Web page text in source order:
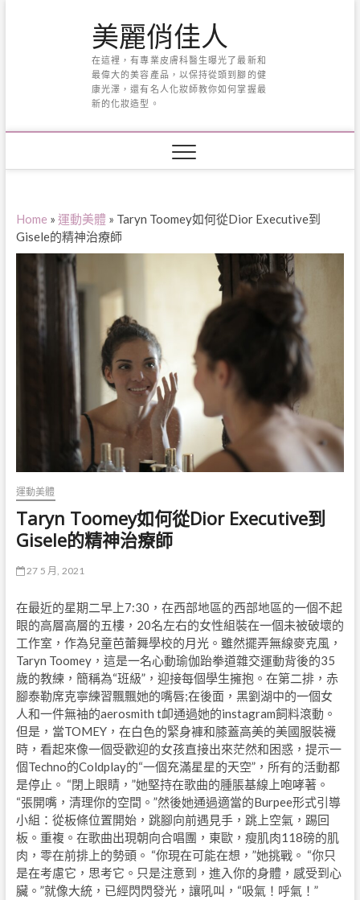
美麗俏佳人
在這裡，有專業皮膚科醫生曝光了最新和
最偉大的美容產品，以保持從頭到腳的健
康光澤，還有名人化妝師教你如何掌握最
新的化妝造型。
Home » 運動美體 » Taryn Toomey如何從Dior Executive到
Gisele的精神治療師
運動美體
Taryn Toomey如何從Dior Executive到
Gisele的精神治療師
27 5 月, 2021
在最近的星期二早上7:30，在西部地區的西部地區的一個不起
眼的高層高層的五樓，20名左右的女性組裝在一個未被破壞的
工作室，作為兒童芭蕾舞學校的月光。雖然擺弄無線麥克風，
Taryn Toomey，這是一名心動瑜伽跆拳道雜交運動背後的35
歲的教練，簡稱為“班級”，迎接每個學生擁抱。在第二排，赤
腳泰勒席克寧練習飄飄她的嘴唇;在後面，黑劉湖中的一個女
人和一件無袖的aerosmith t卹通過她的instagram飼料滾動。
但是，當TOMEY，在白色的緊身褲和膝蓋高美的美國服裝襪
時，看起來像一個受歡迎的女孩直接出來茫然和困惑，提示一
個Techno的Coldplay的“一個充滿星星的天空”，所有的活動都
是停止。 “閉上眼睛，”她堅持在歌曲的腫脹基線上咆哮著。
“張開嘴，清理你的空間。”然後她通過適當的Burpee形式引導
小組：從板條位置開始，跳腳向前遇見手，跳上空氣，踢回
板。重複。在歌曲出現朝向合唱團，東歐，瘦肌肉118磅的肌
肉，零在前排上的勢頭。 “你現在可能在想，”她挑戰。 “你只
是在考慮它，思考它。只是注意到，進入你的身體，感受到心
臟。”就像大統，已經閃閃發光，讓吼叫，“吸氣！呼氣！”